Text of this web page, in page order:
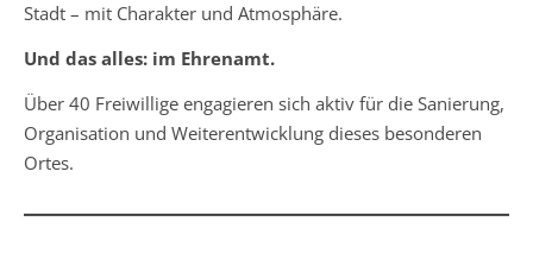
Stadt – mit Charakter und Atmosphäre.
Und das alles: im Ehrenamt.
Über 40 Freiwillige engagieren sich aktiv für die Sanierung,
Organisation und Weiterentwicklung dieses besonderen
Ortes.